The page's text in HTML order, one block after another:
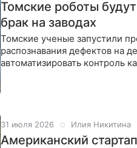
Томские роботы
брак на заводах
Томские ученые запустили
распознавания дефектов на
автоматизировать контроль
31 июля 2026 Илия Никитина
Американский